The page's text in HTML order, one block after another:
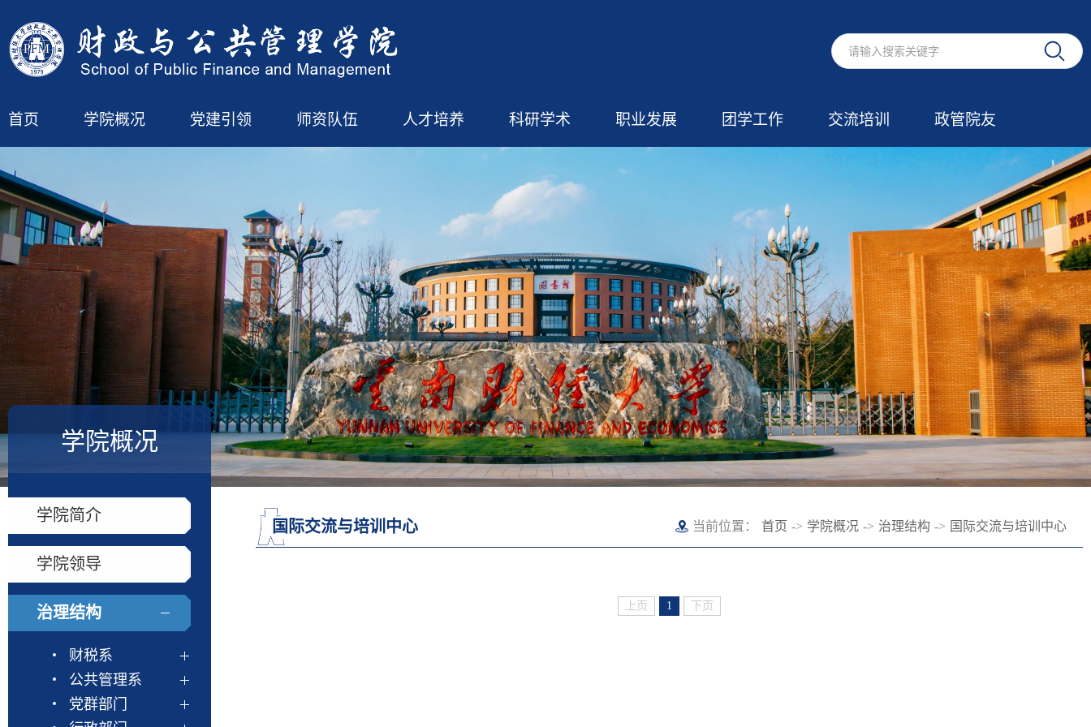
首页 学院概况 党建引领 师资队伍 人才培养 科研学术 职业发展 团学工作 交流培训 政管院友
学院概况
学院简介
学院领导
治理结构
财税系
公共管理系
党群部门
国际交流与培训中心 当前位置： 首页 -> 学院概况 -> 治理结构 -> 国际交流与培训中心
上页 1 下页